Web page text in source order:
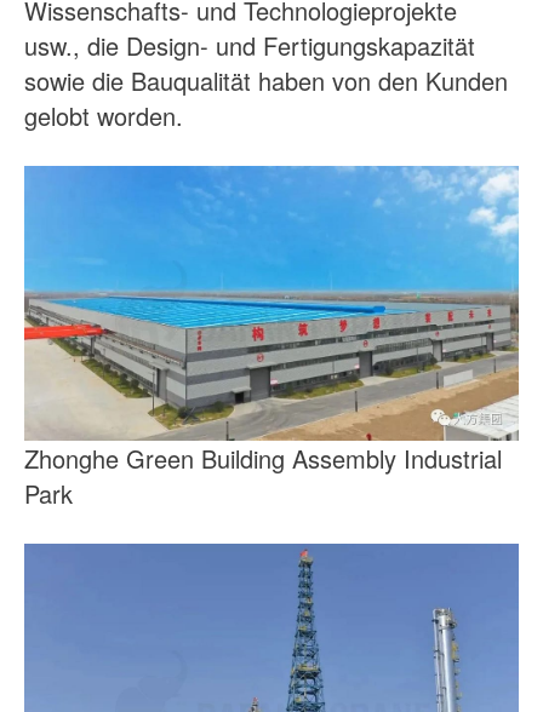
Wissenschafts- und Technologieprojekte
usw., die Design- und Fertigungskapazität
sowie die Bauqualität haben von den Kunden
gelobt worden.
Zhonghe Green Building Assembly Industrial
Park